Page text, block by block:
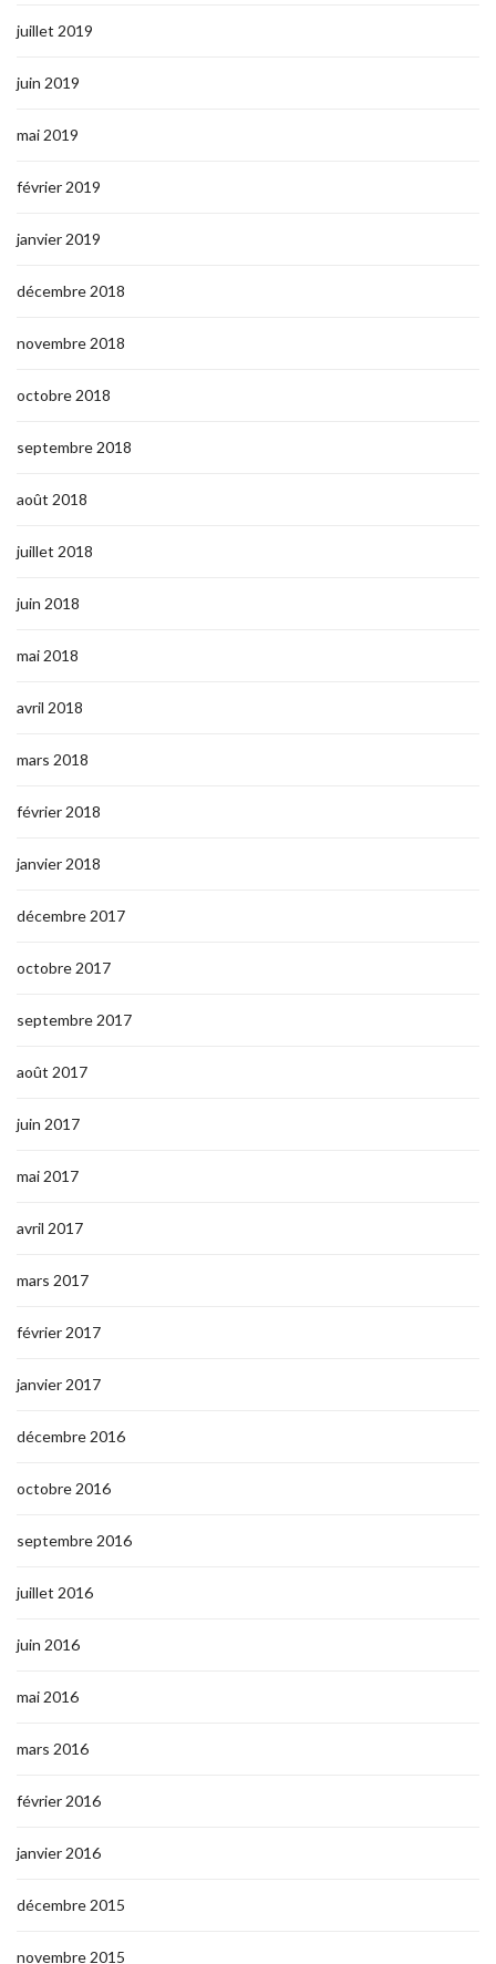
juillet 2019
juin 2019
mai 2019
février 2019
janvier 2019
décembre 2018
novembre 2018
octobre 2018
septembre 2018
août 2018
juillet 2018
juin 2018
mai 2018
avril 2018
mars 2018
février 2018
janvier 2018
décembre 2017
octobre 2017
septembre 2017
août 2017
juin 2017
mai 2017
avril 2017
mars 2017
février 2017
janvier 2017
décembre 2016
octobre 2016
septembre 2016
juillet 2016
juin 2016
mai 2016
mars 2016
février 2016
janvier 2016
décembre 2015
novembre 2015